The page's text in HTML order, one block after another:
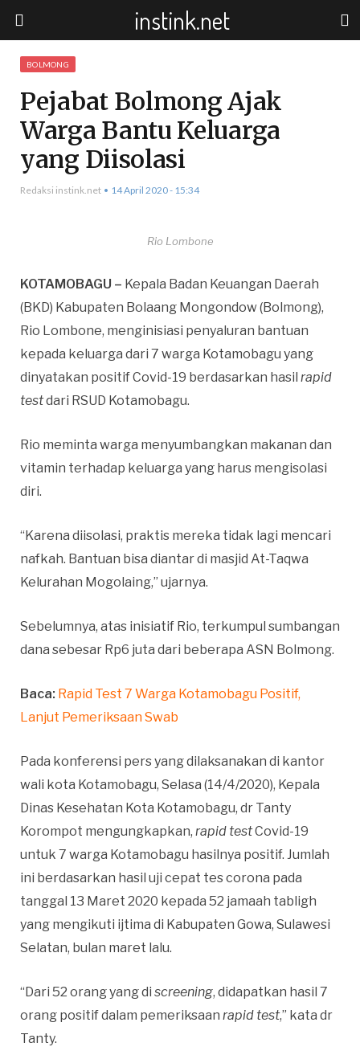
BOLMONG
Pejabat Bolmong Ajak
Warga Bantu Keluarga
yang Diisolasi
Redaksi instink.net 14 April 2020 - 15:34
Rio Lombone
KOTAMOBAGU – Kepala Badan Keuangan Daerah
(BKD) Kabupaten Bolaang Mongondow (Bolmong),
Rio Lombone, menginisiasi penyaluran bantuan
kepada keluarga dari 7 warga Kotamobagu yang
dinyatakan positif Covid-19 berdasarkan hasil rapid
testdari RSUD Kotamobagu.
Rio meminta warga menyumbangkan makanan dan
vitamin terhadap keluarga yang harus mengisolasi
diri.
“Karena diisolasi, praktis mereka tidak lagi mencari
nafkah. Bantuan bisa diantar di masjid At-Taqwa
Kelurahan Mogolaing,” ujarnya.
Sebelumnya, atas inisiatif Rio, terkumpul sumbangan
dana sebesar Rp6 juta dari beberapa ASN Bolmong.
Baca: Rapid Test 7 Warga Kotamobagu Positif,
Lanjut Pemeriksaan Swab
Pada konferensi pers yang dilaksanakan di kantor
wali kota Kotamobagu, Selasa (14/4/2020), Kepala
Dinas Kesehatan Kota Kotamobagu, dr Tanty
Korompot mengungkapkan, rapid testCovid-19
untuk 7 warga Kotamobagu hasilnya positif. Jumlah
ini berdasarkan hasil uji cepat tes corona pada
tanggal 13 Maret 2020 kepada 52 jamaah tabligh
yang mengikuti ijtima di Kabupaten Gowa, Sulawesi
Selatan, bulan maret lalu.
“Dari 52 orang yang di screening, didapatkan hasil 7
orang positif dalam pemeriksaan rapid test,” kata dr
Tanty.
instink.net